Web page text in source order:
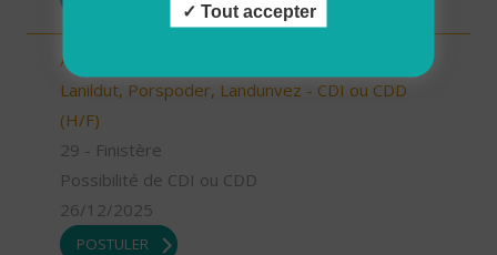
Auxiliaire de vie/ aide à domicile - Plourin, Brélès,
Lanildut, Porspoder, Landunvez - CDI ou CDD
(H/F)
29 - Finistère
Possibilité de CDI ou CDD
26/12/2025
POSTULER
Tout accepter